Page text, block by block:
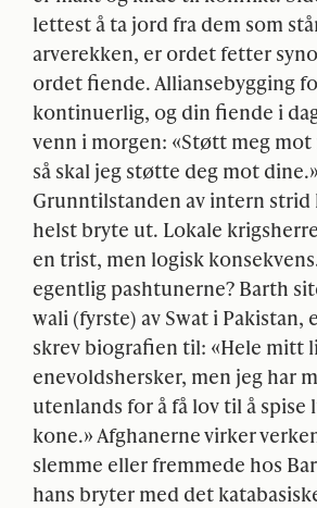
lettest å ta jord fra dem som
arverekken, er ordet fetter
ordet fiende. Alliansebygging
kontinuerlig, og din fiende i
venn i morgen: «Støtt meg
så skal jeg støtte deg mot dine.»
Grunntilstanden av intern strid
helst bryte ut. Lokale
en trist, men logisk
egentlig pashtunerne? Barth
wali (fyrste) av Swat i Pakistan,
skrev biografien til: «Hele mitt
enevoldshersker, men jeg har
utenlands for å få lov til å spise
kone.» Afghanerne virker
slemme eller fremmede hos
hans bryter med det